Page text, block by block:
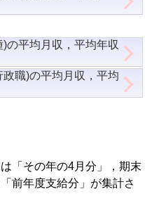
の平均月収，平均年収
職)の平均月収，平均
「その年の4月分」，期末
前年度支給分」が集計さ